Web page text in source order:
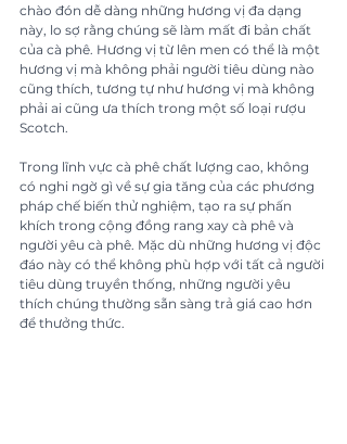
chào đón dễ dàng những hương vị đa dạng
này, lo sợ rằng chúng sẽ làm mất đi bản chất
của cà phê. Hương vị từ lên men có thể là một
hương vị mà không phải người tiêu dùng nào
cũng thích, tương tự như hương vị mà không
phải ai cũng ưa thích trong một số loại rượu
Scotch.
Trong lĩnh vực cà phê chất lượng cao, không
có nghi ngờ gì về sự gia tăng của các phương
pháp chế biến thử nghiệm, tạo ra sự phấn
khích trong cộng đồng rang xay cà phê và
người yêu cà phê. Mặc dù những hương vị độc
đáo này có thể không phù hợp với tất cả người
tiêu dùng truyền thống, những người yêu
thích chúng thường sẵn sàng trả giá cao hơn
để thưởng thức.